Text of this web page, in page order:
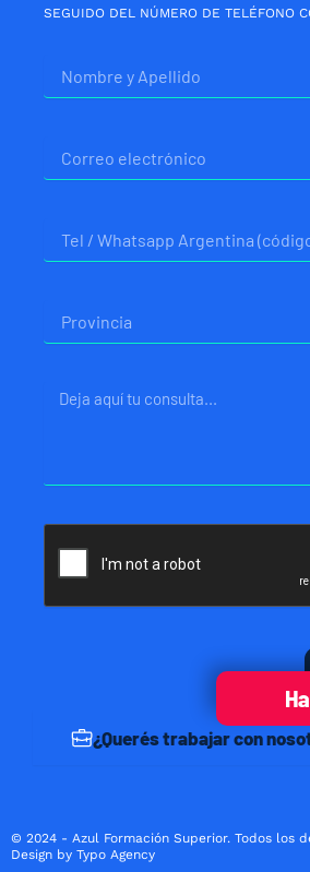
¿Querés trabajar con
SEGUIDO DEL NÚMERO DE TELÉFONO
electrónico
Mensaje
© 2024 - Azul Formación Superior. Todos los
Design by Typo Agency